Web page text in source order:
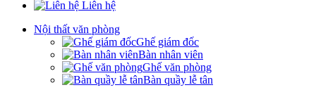
Liên hệ
Nội thất văn phòng
Ghế giám đốc
Bàn nhân viên
Ghế văn phòng
Bàn quầy lễ tân